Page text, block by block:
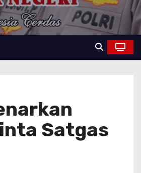
Satgas